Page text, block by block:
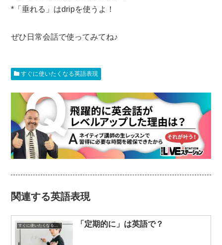
*「垂れる」はdripを使うよ！
ぜひ日常会話で使ってみてね♪
すぐに使いたくなる英語表現
関連する英語表現
「定期的に」は英語で？